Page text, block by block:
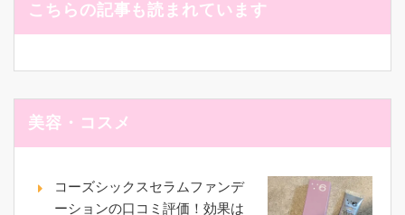
こちらの記事も読まれています
美容・コスメ
コーズシックスセラムファンデ
ーションの口コミ評価！効果は